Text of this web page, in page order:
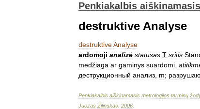
Penkiakalbis
destruktive Analyse
destruktiveAnalyse
ardomoji analizė statusas T sritis
medžiaga ar gaminys suardomi
деструкционный анализ m;
Penkiakalbis aiškinamasis metrologijos terminų
Juozas Žilinskas 2006